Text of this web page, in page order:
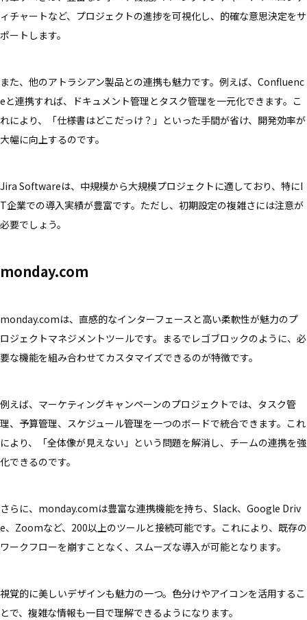
ィチャートなど、プロジェクトの進捗を可視化し、的確な意思決定をサ
ポートします。
また、他のアトラシアン製品との連携も魅力です。例えば、Confluenc
eと連携すれば、ドキュメント管理とタスク管理を一元化できます。こ
れにより、「仕様書はどこだっけ？」といった手間が省け、開発効率が
大幅に向上するのです。
Jira Softwareは、中規模から大規模プロジェクトに適しており、特にI
T企業での導入実績が豊富です。ただし、初期設定の複雑さには注意が
必要でしょう。
monday.com
monday.comは、直感的なインターフェースと高い柔軟性が魅力のプ
ロジェクトマネジメントツールです。まるでレゴブロックのように、必
要な機能を組み合わせてカスタマイズできるのが特徴です。
例えば、マーケティングキャンペーンのプロジェクトでは、タスク管
理、予算管理、スケジュール管理を一つのボードで統合できます。これ
により、「全体像が見えない」という問題を解消し、チームの連携を強
化できるのです。
さらに、monday.comは豊富な連携機能を持ち、Slack、Google Driv
e、Zoomなど、200以上のツールと接続可能です。これにより、既存の
ワークフローを崩すことなく、スムーズな導入が可能となります。
視覚的に美しいデザインも魅力の一つ。色分けやアイコンを活用するこ
とで、複雑な情報も一目で理解できるようになります。